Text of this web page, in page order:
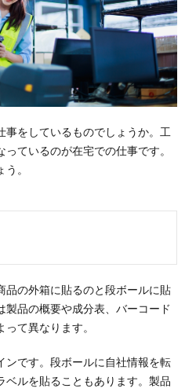
をしているものでしょうか。工
ているのが在宅での仕事です。
。
品の外箱に貼るのと段ボールに貼
品の概要や成分表、バーコード
て異なります。
ンです。段ボールに自社情報を転
ルを貼ることもあります。製品